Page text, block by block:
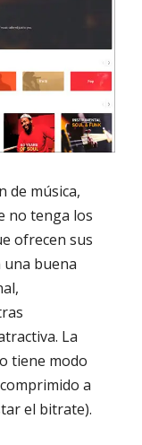
de música,
no tenga los
ofrecen sus
una buena
La
tiene modo
a
el bitrate).